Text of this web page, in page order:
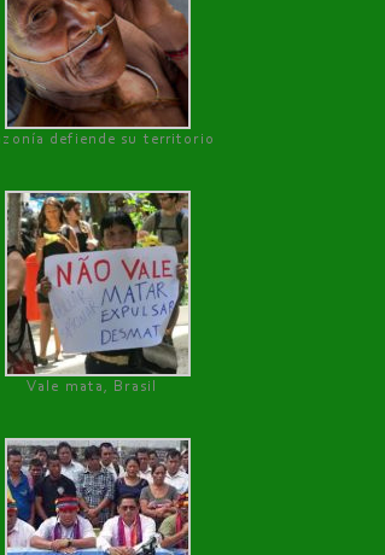
defiende su territorio
Vale mata, Brasil